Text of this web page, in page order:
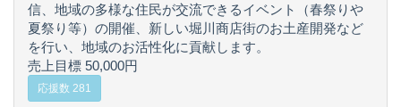
信、地域の多様な住民が交流できるイベント（春祭りや
夏祭り等）の開催、新しい堀川商店街のお土産開発など
を行い、地域のお活性化に貢献します。
売上目標 50,000円
応援数 281